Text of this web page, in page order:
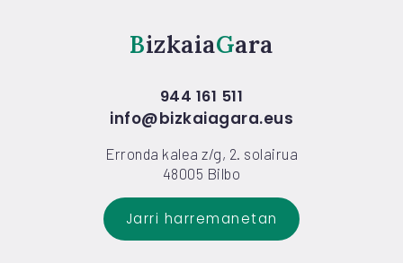
Bizkaia Gara
944 161 511
info@bizkaiagara.eus
Erronda kalea z/g, 2. solairua
48005 Bilbo
Jarri harremanetan